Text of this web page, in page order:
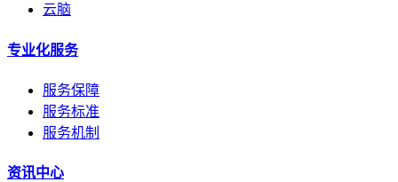
云脑
专业化服务
服务保障
服务标准
服务机制
资讯中心